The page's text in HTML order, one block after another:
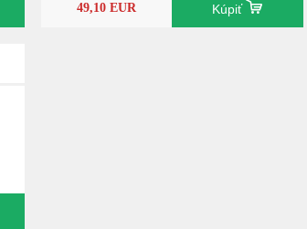
49,10 EUR Kúpiť